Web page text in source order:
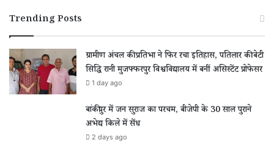
Trending Posts
ग्रामीण अंचल की प्रतिभा ने फिर रचा इतिहास, पतिलार की बेटी
सिद्धि रानी मुजफ्फरपुर विश्वविद्यालय में बनीं असिस्टेंट प्रोफेसर
1 day ago
बांकीपुर में जन सुराज का परचम, बीजेपी के 30 साल पुराने
अभेद्य किले में सेंध
2 days ago